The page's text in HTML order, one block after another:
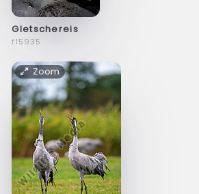
Gletschereis
f15935
Zoom